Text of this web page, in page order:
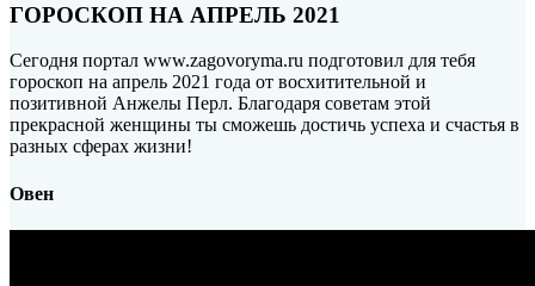
ГОРОСКОП НА АПРЕЛЬ 2021
Сегодня портал www.zagovoryma.ru подготовил для тебя
гороскоп на апрель 2021 года от восхитительной и
позитивной Анжелы Перл. Благодаря советам этой
прекрасной женщины ты сможешь достичь успеха и счастья в
разных сферах жизни!
Овен